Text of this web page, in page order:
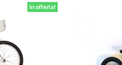
In offerta!